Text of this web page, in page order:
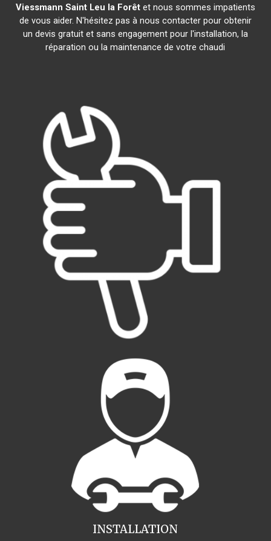
Viessmann Saint Leu la Forêtet nous sommes impatients
de vous aider. N'hésitez pas à nous contacter pour obtenir
un devis gratuit et sans engagement pour l'installation, la
réparation ou la maintenance de votre chaudi
INSTALLATION